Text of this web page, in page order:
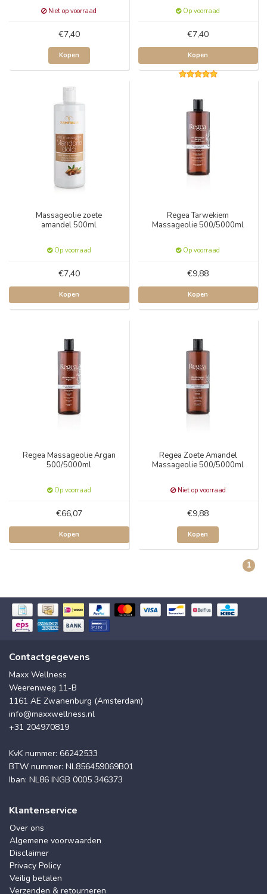
Niet op voorraad
€7,40
Kopen
Op voorraad
€7,40
Kopen
Massageolie zoete
amandel 500ml
Op voorraad
€7,40
Kopen
Regea Tarwekiem
Massageolie 500/5000ml
Op voorraad
€9,88
Kopen
Regea Massageolie Argan
500/5000ml
Op voorraad
€66,07
Kopen
Regea Zoete Amandel
Massageolie 500/5000ml
Niet op voorraad
€9,88
Kopen
1
Contactgegevens
Maxx Wellness
Weerenweg 11-B
1161 AE Zwanenburg (Amsterdam)
info@maxxwellness.nl
+31 204970819
KvK nummer: 66242533
BTW nummer: NL856459069B01
Iban: NL86 INGB 0005 346373
Klantenservice
Over ons
Algemene voorwaarden
Disclaimer
Privacy Policy
Veilig betalen
Verzenden & retourneren